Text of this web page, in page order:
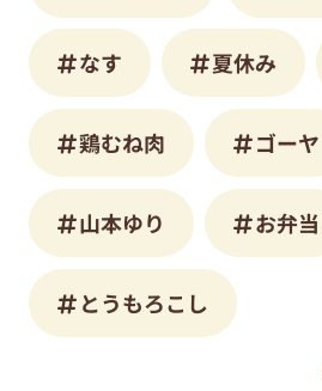
なす 夏休み
鶏むね肉 ゴーヤ
山本ゆり お弁当
とうもろこし